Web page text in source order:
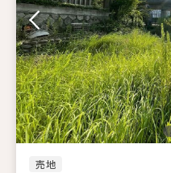
売地